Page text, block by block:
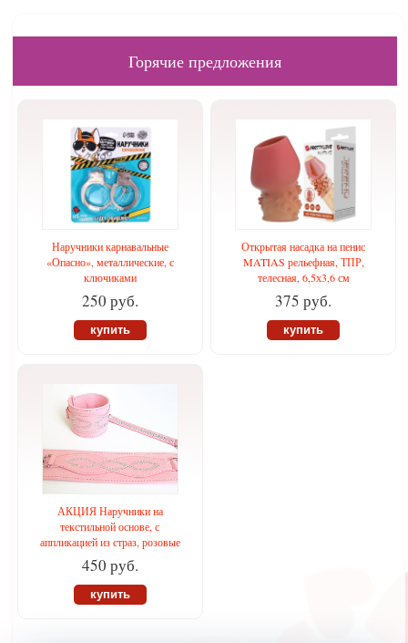
Горячие предложения
Наручники карнавальные
«Опасно», металлические, с
ключиками
250 руб.
купить
Открытая насадка на пенис
MATIAS рельефная, ТПР,
телесная, 6,5х3,6 см
375 руб.
купить
АКЦИЯ Наручники на
текстильной основе, с
аппликацией из страз, розовые
450 руб.
купить